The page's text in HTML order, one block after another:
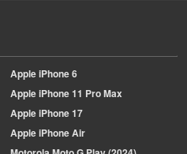
AppleiPhone 6
AppleiPhone 11 Pro Max
AppleiPhone 17
AppleiPhone Air